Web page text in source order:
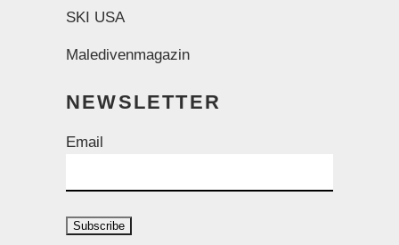
SKI USA
Maledivenmagazin
NEWSLETTER
Email